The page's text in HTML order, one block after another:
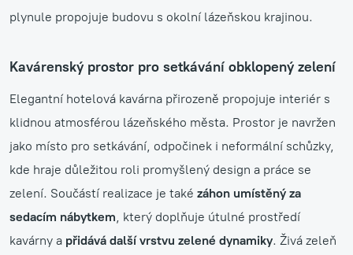
plynule propojuje budovu s okolní lázeňskou krajinou.
Kavárenský prostor pro setkávání obklopený zelení
Elegantní hotelová kavárna přirozeně propojuje interiér s
klidnou atmosférou lázeňského města. Prostor je navržen
jako místo pro setkávání, odpočinek i neformální schůzky,
kde hraje důležitou roli promyšlený design a práce se
zelení. Součástí realizace je také záhon umístěný za
sedacím nábytkem , který doplňuje útulné prostředí
kavárny a přidává další vrstvu zelené dynamiky. Živá zeleň